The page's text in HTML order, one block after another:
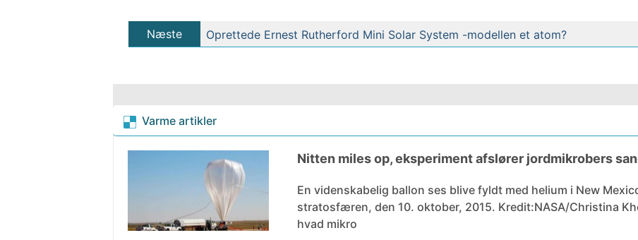
Næste
Oprettede Ernest Rutherford Mini Solar System -modellen et atom?
Varme artikler
Nitten miles op, eksperiment afslører jordmikrobers
En videnskabelig ballon ses blive fyldt med helium i New
stratosfæren, den 10. oktober, 2015. Kredit:NASA/Christina Khodadad At forstå
hvad mikro